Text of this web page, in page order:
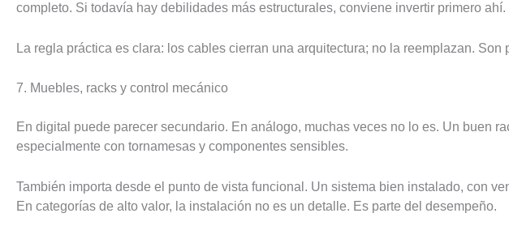
completo. Si todavía hay debilidades más estructurales, conviene invertir primero ahí.
La regla práctica es clara: los cables cierran una arquitectura; no la reemplazan.
7. Muebles, racks y control mecánico
En digital puede parecer secundario. En análogo, muchas veces no lo es. Un buen
especialmente con tornamesas y componentes sensibles.
También importa desde el punto de vista funcional. Un sistema bien instalado, con
En categorías de alto valor, la instalación no es un detalle. Es parte del desempeño.